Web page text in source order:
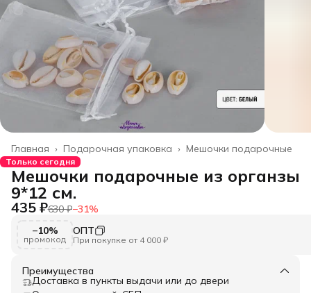
Мешочки подарочные
Подарочная упаковка ›
Главная ›
Только сегодня
Мешочки подарочные из органзы
9*12 см.
435 ₽630 ₽−31%
−10%
промокод
ОПТ
При покупке от 4 000 ₽
Преимущества
Доставка в пункты выдачи или до двери